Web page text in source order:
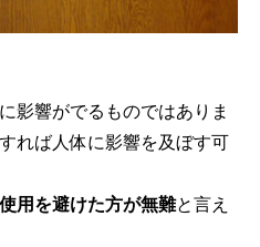
影響がでるものではありま
れば人体に影響を及ぼす可
用を避けた方が無難と言え